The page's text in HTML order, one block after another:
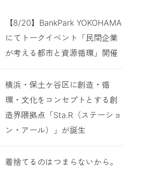
【8/20】BankPark YOKOHAMA
にてトークイベント「民間企業
が考える都市と資源循環」開催
横浜・保土ケ谷区に創造・循
環・文化をコンセプトとする創
造界隈拠点「Sta.R（ステーショ
ン・アール）」が誕生
着捨てるのはつまらないから。